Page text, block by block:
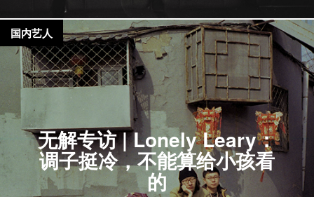
无解专访 | Lonely Leary：
调子挺冷，不能算给小孩看
的
国内艺人